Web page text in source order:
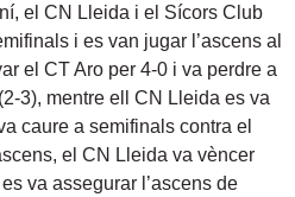
el CN Lleida i el Sícors Club
i es van jugar l’ascens al
el CT Aro per 4-0 i va perdre a
3), mentre ell CN Lleida es va
caure a semifinals contra el
el CN Lleida va vèncer
va assegurar l’ascens de